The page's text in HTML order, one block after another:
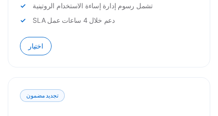
تشمل رسوم إدارة إساءة الاستخدام الروتينية
SLA دعم خلال 4 ساعات عمل
اختيار
تجديد مضمون